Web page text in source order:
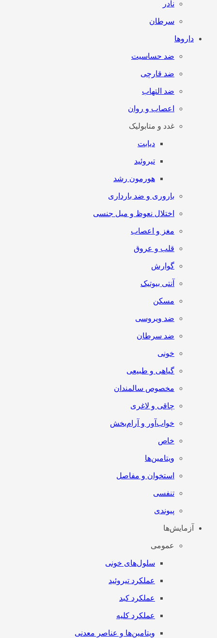
نادر
سرطان
داروها
ضد حساسیت
ضد قارچی
ضد التهاب
اعصاب و روان
غدد و متابولیک
دیابت
تیروئید
هورمون رشد
باروری و ضد بارداری
اختلال نعوظ و میل جنسی
مغز و اعصاب
قلب و عروق
گوارش
آنتی‌ بیوتیک
مسکن
ضد ویروسی
ضد سرطان
خونی
گیاهی و طبیعی
مخصوص سالمندان
چاقی و لاغری
خواب‌آور و آرام‌بخش
خاص
ویتامین‌ها
استخوان و مفاصل
تنفسی
پیوندی
آزمایش‌ها
عمومی
سلول‌های خونی
عملکرد تیروئید
عملکرد کبد
عملکرد کلیه
ویتامین‌ها و عناصر معدنی